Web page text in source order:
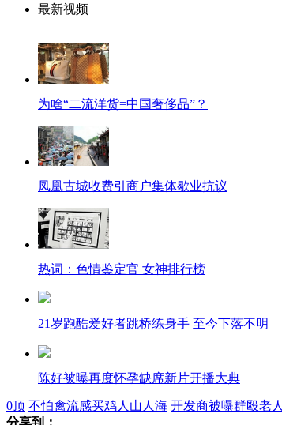
最新视频
为啥“二流洋货=中国奢侈品”？
凤凰古城收费引商户集体歇业抗议
热词：色情鉴定官 女神排行榜
21岁跑酷爱好者跳桥练身手 至今下落不明
陈好被曝再度怀孕缺席新片开播大典
0顶 不怕禽流感买鸡人山人海 开发商被曝群殴老人
分享到：